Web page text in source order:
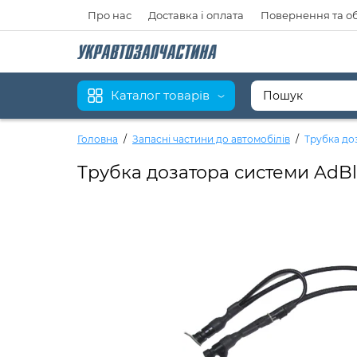
Про нас Доставка і оплата Повернення та
Каталог товарів
Головна Запасні частини до автомобілів Трубка
Трубка дозатора системи